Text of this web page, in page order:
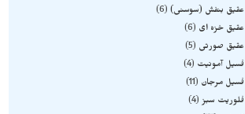
عقیق بنفش (سوسنی) 6
عقیق خزه ای
6
عقیق صورتی
5
فسیل آمونیت
4
فسیل مرجان
11
فلوریت سبز 4